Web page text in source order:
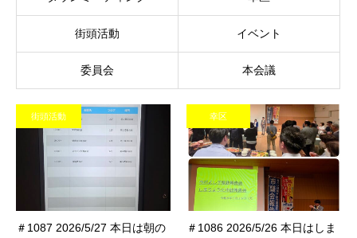
街頭活動 イベント
委員会 本会議
街頭活動
＃1087 2026/5/27 本日は朝の
幸区
＃1086 2026/5/26 本日はしま